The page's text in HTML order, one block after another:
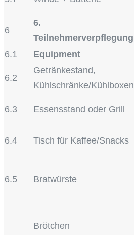
6
6.
Teilnehmerverpflegung
6.1
Equipment
6.2
Getränkestand,
Kühlschränke/Kühlboxen
6.3 Essensstand oder Grill
6.4 Tisch für Kaffee/Snacks
6.5 Bratwürste
Brötchen